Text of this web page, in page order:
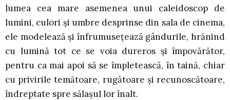
lumea cea mare asemenea unui caleidoscop de
lumini, culori şi umbre desprinse din sala de cinema,
ele modelează şi înfrumuseţează gândurile, hrănind
cu lumină tot ce se voia dureros şi împovărător,
pentru ca mai apoi să se împletească, în taină, chiar
cu privirile temătoare, rugătoare şi recunoscătoare,
îndreptate spre sălaşul lor înalt.